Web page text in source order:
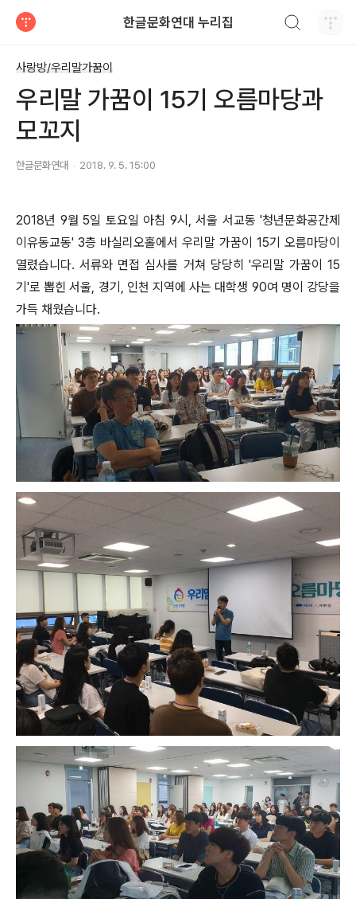
한글문화연대 누리집
사랑방/우리말가꿈이
우리말 가꿈이 15기 오름마당과
모꼬지
한글문화연대 2018. 9. 5. 15:00
2018년 9월 5일 토요일 아침 9시, 서울 서교동 '청년문화공간제
이유동교동' 3층 바실리오홀에서 우리말 가꿈이 15기 오름마당이
열렸습니다. 서류와 면접 심사를 거쳐 당당히 '우리말 가꿈이 15
기'로 뽑힌 서울, 경기, 인천 지역에 사는 대학생 90여 명이 강당을
가득 채웠습니다.